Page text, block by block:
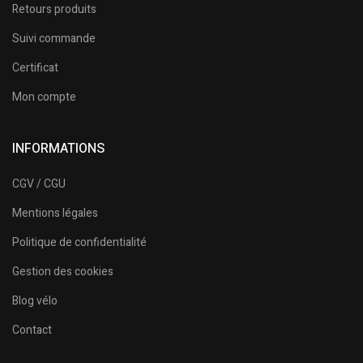
Retours produits
Suivi commande
Certificat
Mon compte
INFORMATIONS
CGV / CGU
Mentions légales
Politique de confidentialité
Gestion des cookies
Blog vélo
Contact